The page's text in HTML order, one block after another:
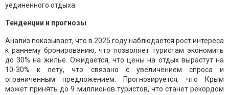
уединенного отдыха.
Тенденции и прогнозы
Анализ показывает, что в 2025 году наблюдается рост интереса
к раннему бронированию, что позволяет туристам экономить
до 30% на жилье. Ожидается, что цены на отдых вырастут на
10-30% к лету, что связано с увеличением спроса и
ограниченным предложением. Прогнозируется, что Крым
может принять до 9 миллионов туристов, что станет рекордом